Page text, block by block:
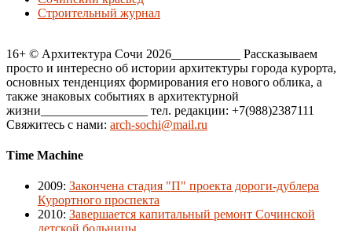
Строительный журнал
16+ © Архитектура Сочи 2026___________ Рассказываем
просто и интересно об истории архитектуры города курорта,
основных тенденциях формирования его нового облика, а
также знаковых событиях в архитектурной
жизни_________________ тел. редакции: +7(988)2387111
Свяжитесь с нами: arch-sochi@mail.ru
Time Machine
2009: Закончена стадия "П" проекта дороги-дублера
Курортного проспекта
2010: Завершается капитальный ремонт Сочинской